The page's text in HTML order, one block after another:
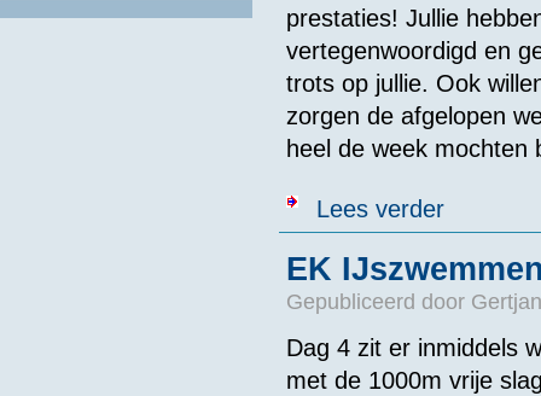
prestaties! Jullie
vertegenwoordigd en
trots op jullie. Ook
zorgen de afgelopen
heel de week mochten
Lees verderover EK
EK
Gepubliceerd door
Dag 4 zit er inmiddels
met de 1000m vrije